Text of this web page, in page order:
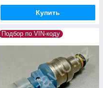
Купить
Подбор по VIN-коду